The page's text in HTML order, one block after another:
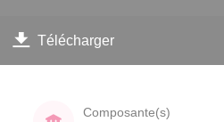
Télécharger
Composante(s)